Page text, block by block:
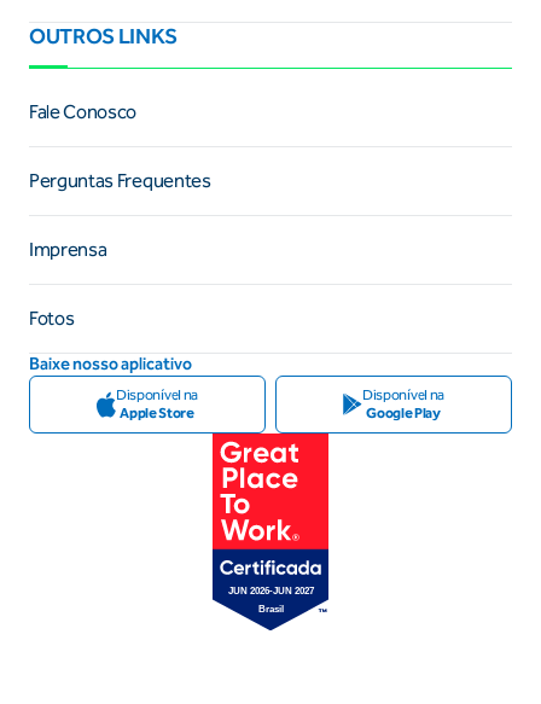
OUTROS LINKS
Fale Conosco
Perguntas Frequentes
Imprensa
Fotos
Baixe nosso aplicativo
Disponível na
Apple Store
Disponível na
Google Play